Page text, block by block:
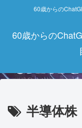
60歳からの
60歳からの
半導体株